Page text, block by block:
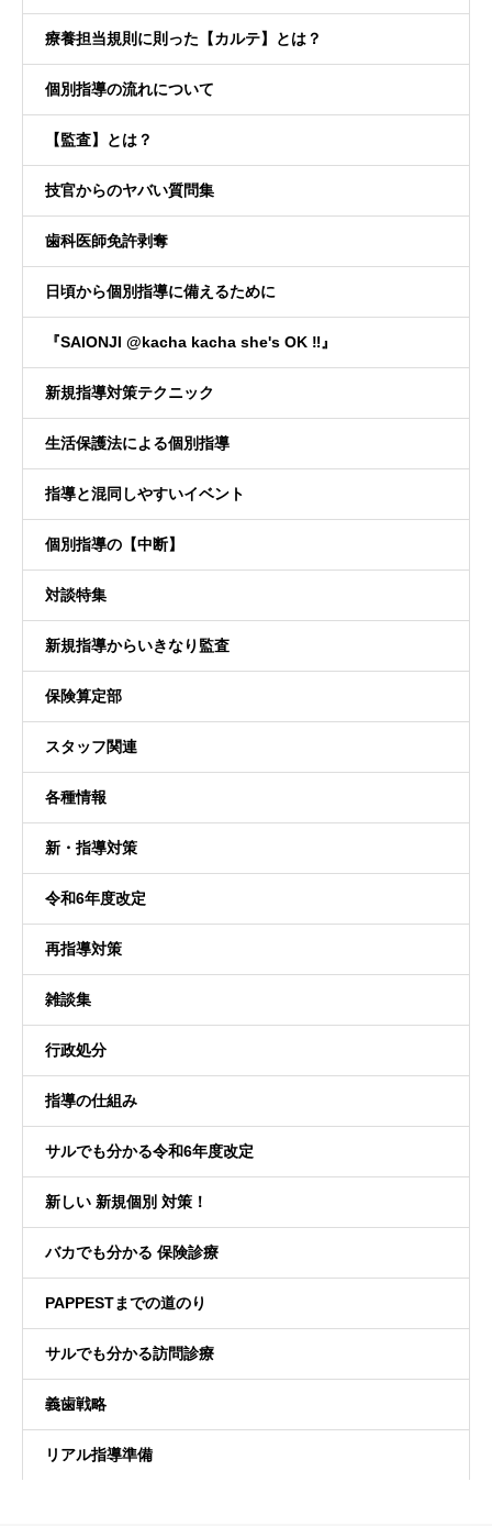
療養担当規則に則った【カルテ】とは？
個別指導の流れについて
【監査】とは？
技官からのヤバい質問集
歯科医師免許剥奪
日頃から個別指導に備えるために
『SAIONJI @kacha kacha she's OK ‼️』
新規指導対策テクニック
生活保護法による個別指導
指導と混同しやすいイベント
個別指導の【中断】
対談特集
新規指導からいきなり監査
保険算定部
スタッフ関連
各種情報
新・指導対策
令和6年度改定
再指導対策
雑談集
行政処分
指導の仕組み
サルでも分かる令和6年度改定
新しい 新規個別 対策！
バカでも分かる 保険診療
PAPPESTまでの道のり
サルでも分かる訪問診療
義歯戦略
リアル指導準備